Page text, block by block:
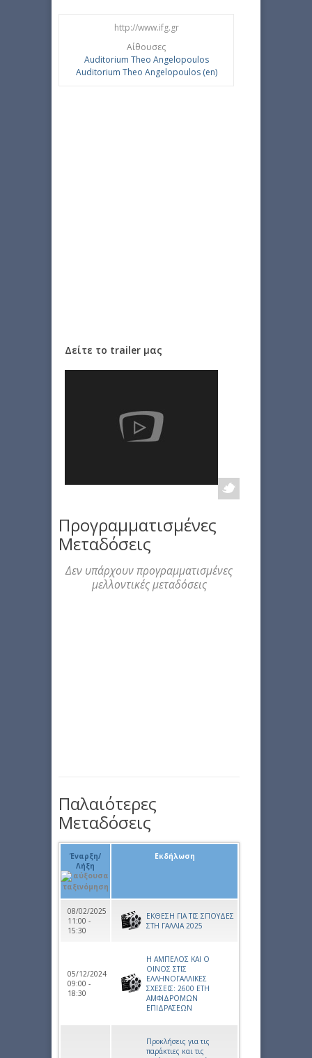
http://www.ifg.gr
Αίθουσες
Auditorium Theo Angelopoulos
Auditorium Theo Angelopoulos (en)
Δείτε το trailer μας
Προγραμματισμένες
Μεταδόσεις
Δεν υπάρχουν προγραμματισμένες
μελλοντικές μεταδόσεις
Παλαιότερες
Μεταδόσεις
Έναρξη/
Λήξη
Εκδήλωση
08/02/2025
11:00 -
15:30
ΕΚΘΕΣΗ ΓΙΑ ΤΙΣ ΣΠΟΥΔΕΣ
ΣΤΗ ΓΑΛΛΙΑ 2025
05/12/2024
09:00 -
18:30
Η ΑΜΠΕΛΟΣ ΚΑΙ Ο
ΟΙΝΟΣ ΣΤΙΣ
ΕΛΛΗΝΟΓΑΛΛΙΚΕΣ
ΣΧΕΣΕΙΣ: 2600 ΕΤΗ
ΑΜΦΙΔΡΟΜΩΝ
ΕΠΙΔΡΑΣΕΩΝ
Προκλήσεις για τις
παράκτιες και τις